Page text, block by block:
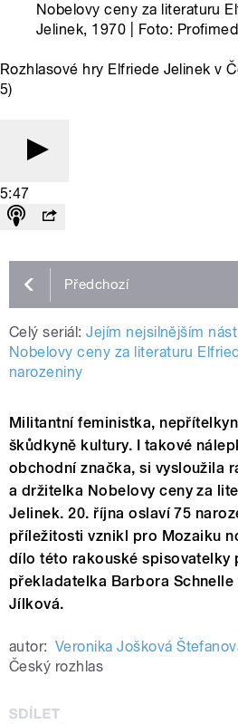
Nobelovy ceny za literaturu
Jelinek, 1970 | Foto:
Rozhlasové hry Elfriede Jelinek v
5)
5:47
Předchozí
Celý seriál: Jejím nejsilnějším
Nobelovy ceny za literaturu
narozeniny
Militantní feministka,
škůdkyně kultury. I takové
obchodní značka, si vysloužila
a držitelka Nobelovy ceny za
Jelinek. 20. října oslaví 75
příležitosti vznikl pro Mozaiku
dílo této rakouské spisovatelky
překladatelka Barbora
Jílková.
autor: Veronika Jošková
Český rozhlas